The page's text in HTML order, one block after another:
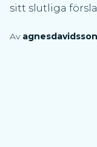
sitt slutliga
Av agnesdavidsson